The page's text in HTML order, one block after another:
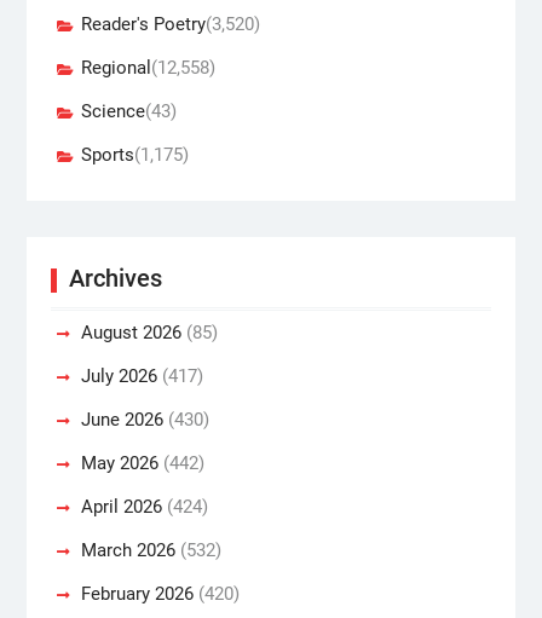
Reader's Poetry(3,520)
Regional (12,558)
Science(43)
Sports(1,175)
Archives
August 2026(85)
July 2026(417)
June 2026(430)
May 2026(442)
April 2026(424)
March 2026(532)
February 2026(420)